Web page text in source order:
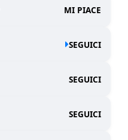
MI PIACE
SEGUICI
SEGUICI
SEGUICI